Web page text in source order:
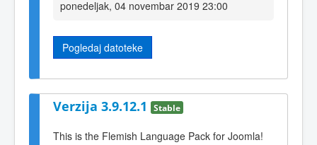
ponedeljak, 04 novembar 2019 23:00
Pogledaj datoteke
Verzija 3.9.12.1 Stable
This is the Flemish Language Pack for Joomla!